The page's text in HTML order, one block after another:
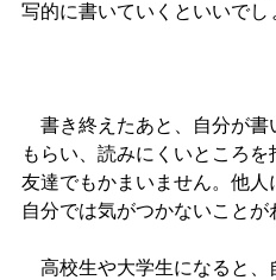
写的に書いていくといいでし
書き終えたあと、自分が書
もらい、読みにくいところ
友達でもかまいません。他
自分では気がつかないことが
高校生や大学生になると、